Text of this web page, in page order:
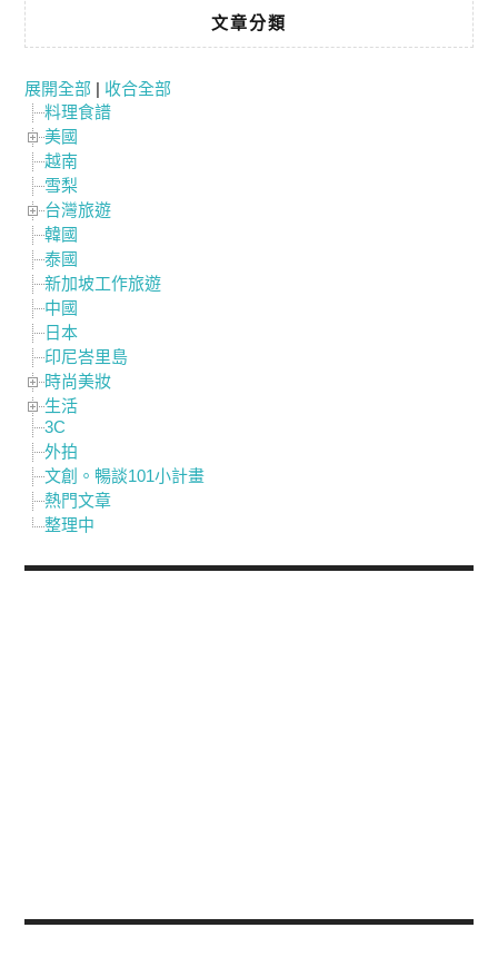
文章分類
展開全部 | 收合全部
料理食譜
美國
越南
雪梨
台灣旅遊
韓國
泰國
新加坡工作旅遊
中國
日本
印尼峇里島
時尚美妝
生活
3C
外拍
文創。暢談101小計畫
熱門文章
整理中